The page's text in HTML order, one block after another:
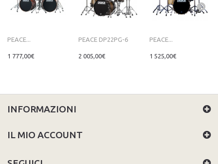
PEACE...
1 777,00€
PEACE DP22PG-6
2 005,00€
PEACE...
1 525,00€
INFORMAZIONI
IL MIO ACCOUNT